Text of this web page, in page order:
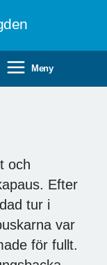
Meny
och
Efter
tur i
var
för fullt.